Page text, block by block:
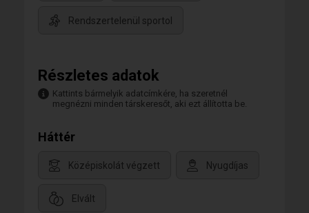
Rendszertelenül sportol
Részletes adatok
Kattints bármelyik adatcímkére, ha szeretnél
megnézni minden társkeresőt, aki ezt állította be.
Háttér
Középiskolát végzett Nyugdíjas
Elvált